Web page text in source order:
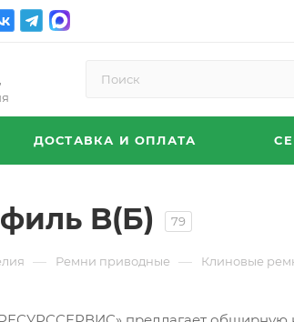
ДОСТАВКА И ОПЛАТА
B(Б) 79
— Ремни приводные — Клиновые